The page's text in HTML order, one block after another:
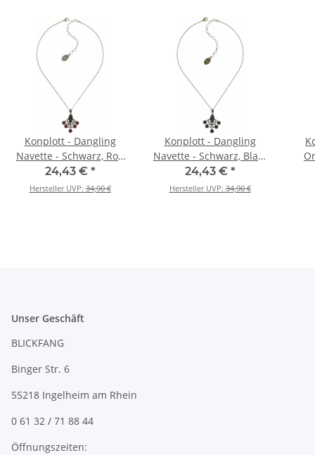
Konplott - Dangling
Navette - Schwarz, Rot,
Antiksilber, Halskette mit
Anhänger
24,43 € *
Hersteller UVP:34,90 €
Konplott - Dangling
Navette - Schwarz, Blau,
Antikmessing, Halskette
mit Anhänger
24,43 € *
Hersteller UVP:34,90 €
Unser Geschäft
BLICKFANG
Binger Str. 6
55218 Ingelheim am Rhein
0 61 32 / 71 88 44
Öffnungszeiten: